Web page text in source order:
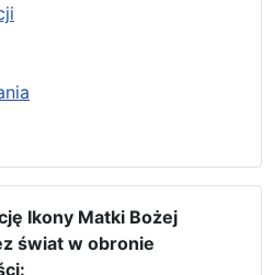
Ikony Matki Bożej
świat w obronie